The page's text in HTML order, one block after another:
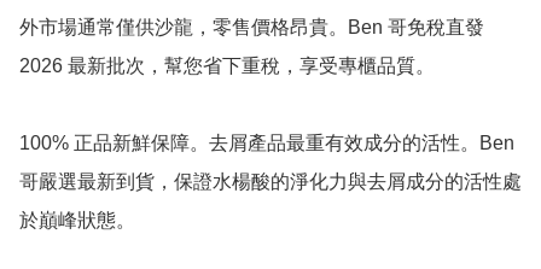
外市場通常僅供沙龍，零售價格昂貴。Ben 哥免稅直發
2026 最新批次，幫您省下重稅，享受專櫃品質。
100% 正品新鮮保障。去屑產品最重有效成分的活性。Ben
哥嚴選最新到貨，保證水楊酸的淨化力與去屑成分的活性處
於巔峰狀態。